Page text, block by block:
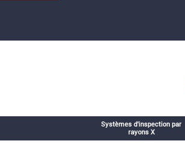
Systèmes d'inspection par
rayons X